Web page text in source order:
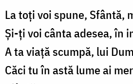
La toți voi spune, Sfântă,
Și-ți voi cânta adesea, în
A ta viață scumpă, lui
Căci tu în astă lume ai